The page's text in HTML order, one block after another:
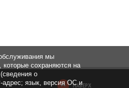
НАВЕРХ
мы
которые сохраняются на
о
адрес; язык, версия ОС и